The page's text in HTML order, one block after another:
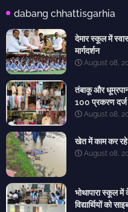
dabang chhattisgarhia
देमार स्कूल में
मार्गदर्शन
August 08,
तंबाकू और
100 प्रकरण दर्ज
August 08,
खेत में काम कर रहे
August 08,
भोथापारा स्कूल
विद्यार्थियों को